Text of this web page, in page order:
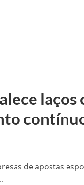
laços
de apostas